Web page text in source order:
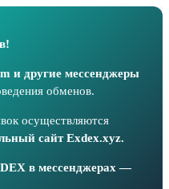
и другие мессенджеры
обменов.
осуществляются
сайт Exdex.xyz.
в мессенджерах —